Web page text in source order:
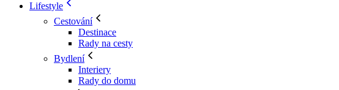
Lifestyle
Cestování
Destinace
Rady na cesty
Bydlení
Interiery
Rady do domu